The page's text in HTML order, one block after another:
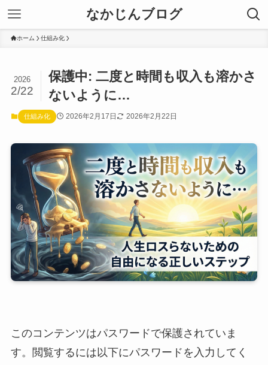
なかじんブログ
ホーム 仕組み化
保護中: 二度と時間も収入も溶かさ
ないように…
2026
2/22
仕組み化 2026年2月17日 2026年2月22日
このコンテンツはパスワードで保護されていま
す。閲覧するには以下にパスワードを入力してく